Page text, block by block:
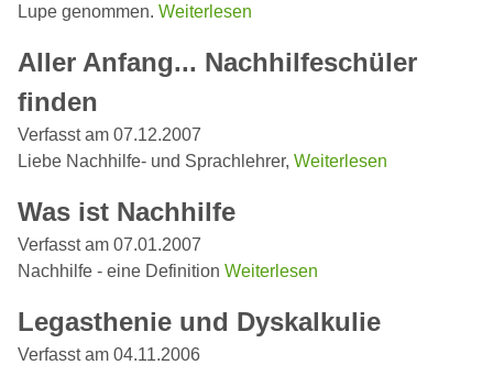
Lupe genommen. Weiterlesen
Aller Anfang... Nachhilfeschüler
finden
Verfasst am 07.12.2007
Liebe Nachhilfe- und Sprachlehrer, Weiterlesen
Was ist Nachhilfe
Verfasst am 07.01.2007
Nachhilfe - eine Definition Weiterlesen
Legasthenie und Dyskalkulie
Verfasst am 04.11.2006